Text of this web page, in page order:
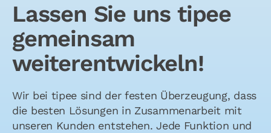
Lassen Sie uns tipee
gemeinsam
weiterentwickeln!
Wir bei tipee sind der festen Überzeugung, dass
die besten Lösungen in Zusammenarbeit mit
unseren Kunden entstehen. Jede Funktion und